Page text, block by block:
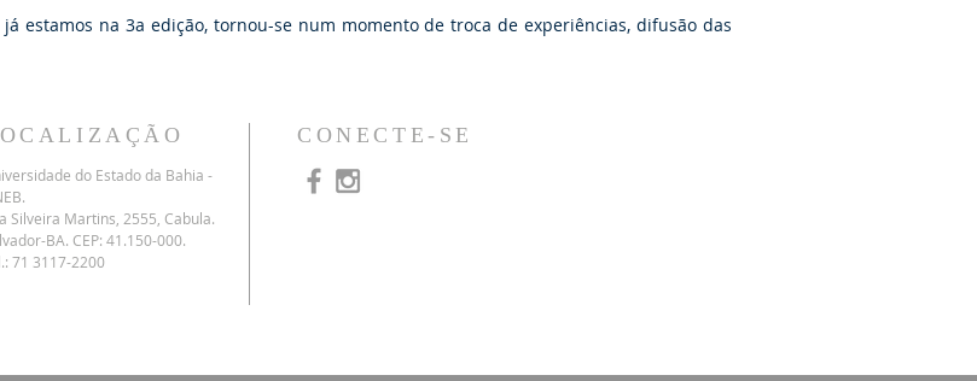
estamos na 3a edição, tornou-se num momento de troca de experiências, difusão das
do Estado da Bahia -
Silveira Martins, 2555, Cabula.
BA. CEP: 41.150-000.
71 3117-2200
CONECTE-SE